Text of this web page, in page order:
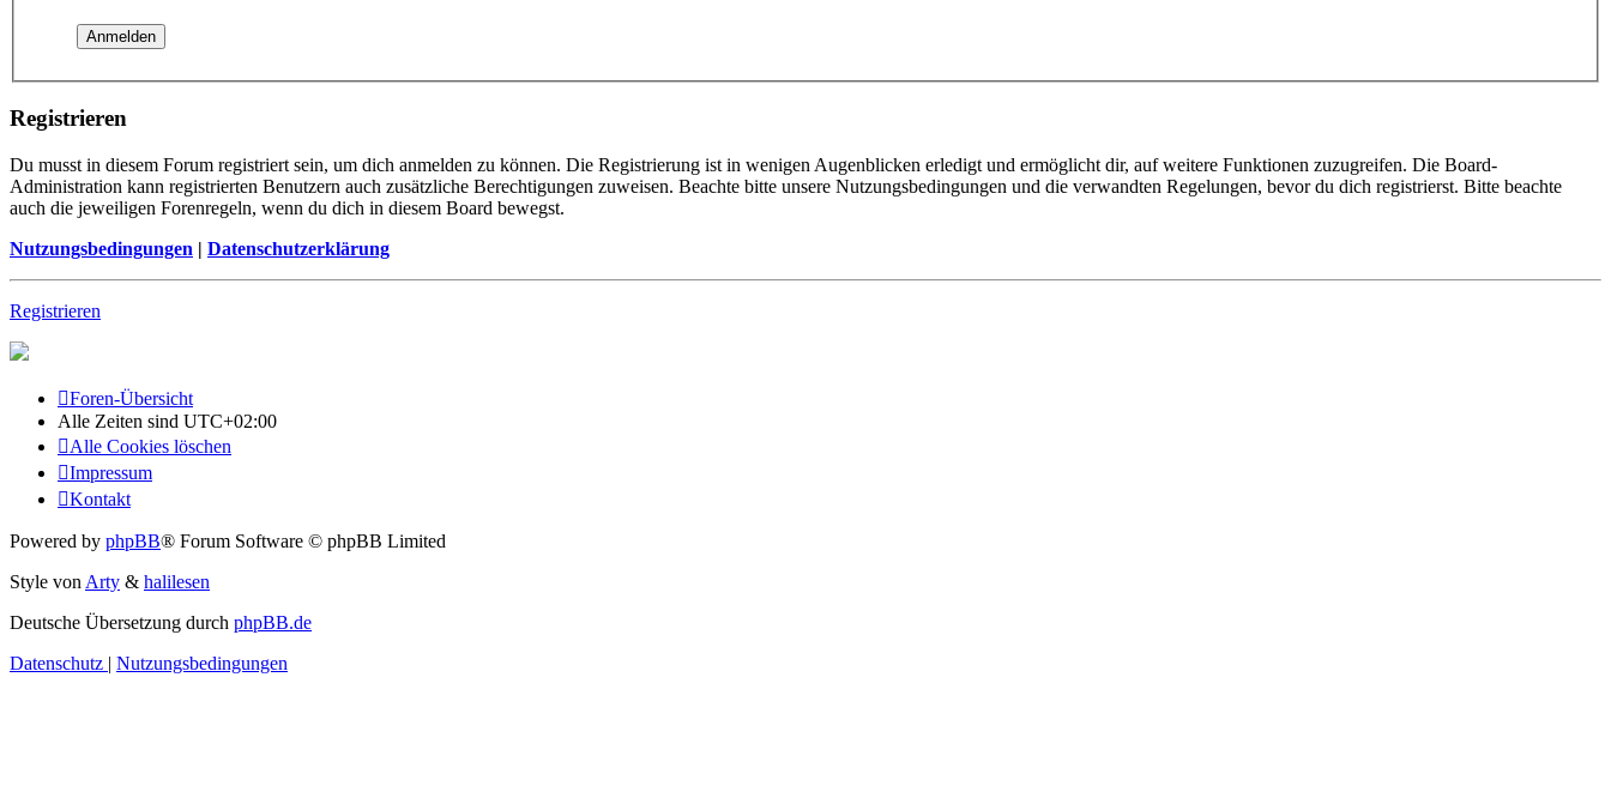
Registrieren
Du musst in diesem Forum registriert sein, um dich anmelden zu können. Die Registrierung ist in wenigen Augenblicken erledigt und ermöglicht dir, auf weitere Funktionen zuzugreifen. Die Board-
Administration kann registrierten Benutzern auch zusätzliche Berechtigungen zuweisen. Beachte bitte unsere Nutzungsbedingungen und die verwandten Regelungen, bevor du dich registrierst. Bitte beachte
auch die jeweiligen Forenregeln, wenn du dich in diesem Board bewegst.
Nutzungsbedingungen | Datenschutzerklärung
Registrieren
Foren-Übersicht
Alle Zeiten sind UTC+02:00
Alle Cookies löschen
Impressum
Kontakt
Powered by phpBB® Forum Software © phpBB Limited
Style von Arty & halilesen
Deutsche Übersetzung durch phpBB.de
Datenschutz | Nutzungsbedingungen